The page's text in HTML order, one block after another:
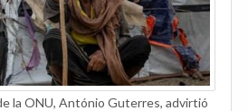
la ONU, António Guterres, advirtió